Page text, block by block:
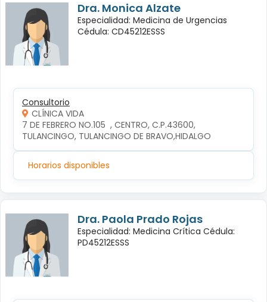
Dra. Monica Alzate
Especialidad: Medicina de Urgencias
Cédula: CD45212ESSS
Consultorio
CLÍNICA VIDA
7 DE FEBRERO NO.105  , CENTRO, C.P.43600,
TULANCINGO, TULANCINGO DE BRAVO,HIDALGO
Horarios disponibles
Dra. Paola Prado Rojas
Especialidad: Medicina Crítica Cédula:
PD45212ESSS